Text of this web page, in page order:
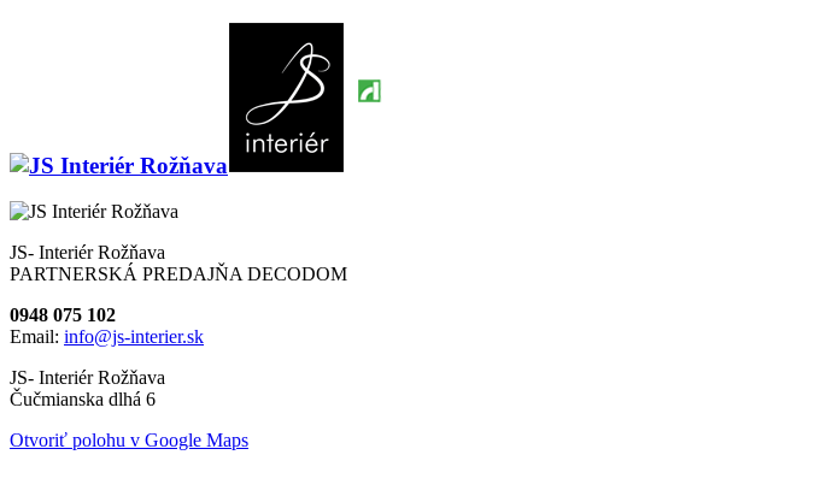
JS- Interiér Rožňava
PARTNERSKÁ PREDAJŇA DECODOM
0948 075 102
Email: info@js-interier.sk
JS- Interiér Rožňava
Čučmianska dlhá 6
Otvoriť polohu v Google Maps